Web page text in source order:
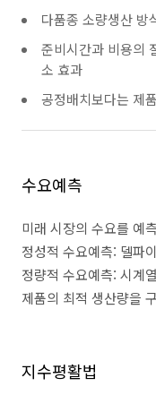
다품종 소량생산 방
준비시간과 비용의
소 효과
공정배치보다는 제
수요예측
미래 시장의 수요를 예
정성적 수요예측: 델파
정량적 수요예측: 시계
제품의 최적 생산량을
지수평활법